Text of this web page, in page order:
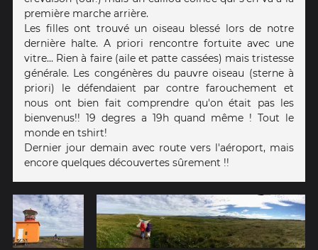
première marche arrière.
Les filles ont trouvé un oiseau blessé lors de notre
dernière halte. A priori rencontre fortuite avec une
vitre... Rien à faire (aile et patte cassées) mais tristesse
générale. Les congénères du pauvre oiseau (sterne à
priori) le défendaient par contre farouchement et
nous ont bien fait comprendre qu'on était pas les
bienvenus!! 19 degres a 19h quand même ! Tout le
monde en tshirt!
Dernier jour demain avec route vers l'aéroport, mais
encore quelques découvertes sûrement !!